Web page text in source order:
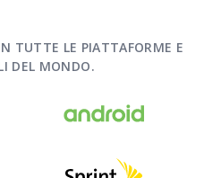
TUTTE LE PIATTAFORME E
DEL MONDO.